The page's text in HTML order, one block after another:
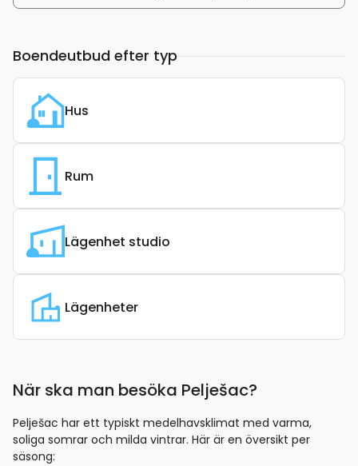
Boendeutbud efter typ
Hus
Rum
Lägenhet studio
Lägenheter
När ska man besöka Pelješac?
Pelješac har ett typiskt medelhavsklimat med varma,
soliga somrar och milda vintrar. Här är en översikt per
säsong: